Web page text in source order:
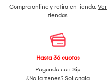
Compra online y retira en tienda. Ver
tiendas
Hasta 36 cuotas
Pagando con Sip
¿No la tienes? Solicítala